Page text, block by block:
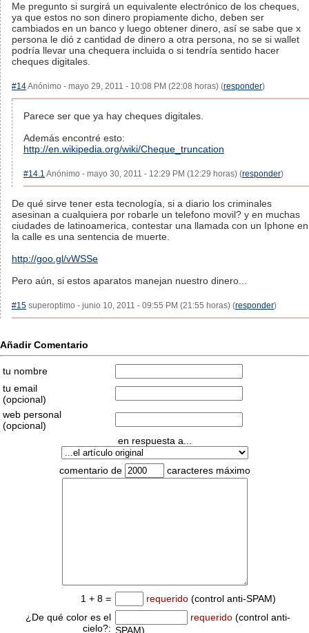
Me pregunto si surgirá un equivalente electrónico de los cheques,
ya que estos no son dinero propiamente dicho, deben ser
cambiados en un banco y luego obtener dinero, así se sabe que x
persona le dió z cantidad de dinero a otra persona, no se si wallet
podría llevar una chequera incluida o si tendría sentido hacer
cheques digitales.
#14Anónimo - mayo 29, 2011 - 10:08 PM (22:08 horas) (responder)
Parece ser que ya hay cheques digitales.
Además encontré esto:
http://en.wikipedia.org/wiki/Cheque_truncation
#14.1 Anónimo - mayo 30, 2011 - 12:29 PM (12:29 horas) (responder)
De qué sirve tener esta tecnología, si a diario los criminales
asesinan a cualquiera por robarle un telefono movil? y en muchas
ciudades de latinoamerica, contestar una llamada con un Iphone en
la calle es una sentencia de muerte.
http://goo.gl/vWSSe
Pero aún, si estos aparatos manejan nuestro dinero...
#15 superoptimo - junio 10, 2011 - 09:55 PM (21:55 horas) (responder)
Añadir Comentario
tu nombre
tu email
(opcional)
web personal
(opcional)
en respuesta a...
comentario de caracteres máximo
1 + 8 = requerido (control anti-SPAM)
¿De qué color es el
cielo?:
requerido (control anti-
SPAM)